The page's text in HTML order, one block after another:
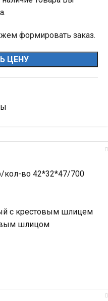
формировать заказ.
ЦЕНУ
кол-во 42*32*47/700
с крестовым шлицем
шлицом